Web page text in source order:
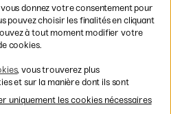
volumineux.
de paiement
donnez votre consentement pour
pouvez choisir les finalités en cliquant
à tout moment modifier votre
cookies.
, vous trouverez plus
et sur la manière dont ils sont
uniquement les cookies nécessaires